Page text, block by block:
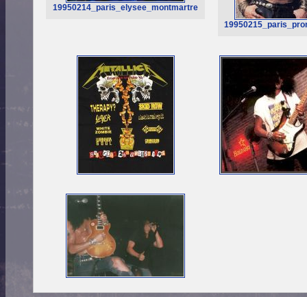
19950214_paris_elysee_montmartre